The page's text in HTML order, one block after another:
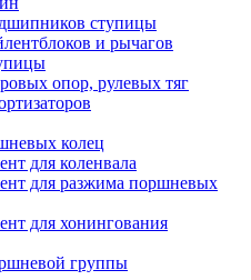
ступицы
и рычагов
опор, рулевых тяг
колец
для коленвала
для разжима поршневых
для хонингования
группы